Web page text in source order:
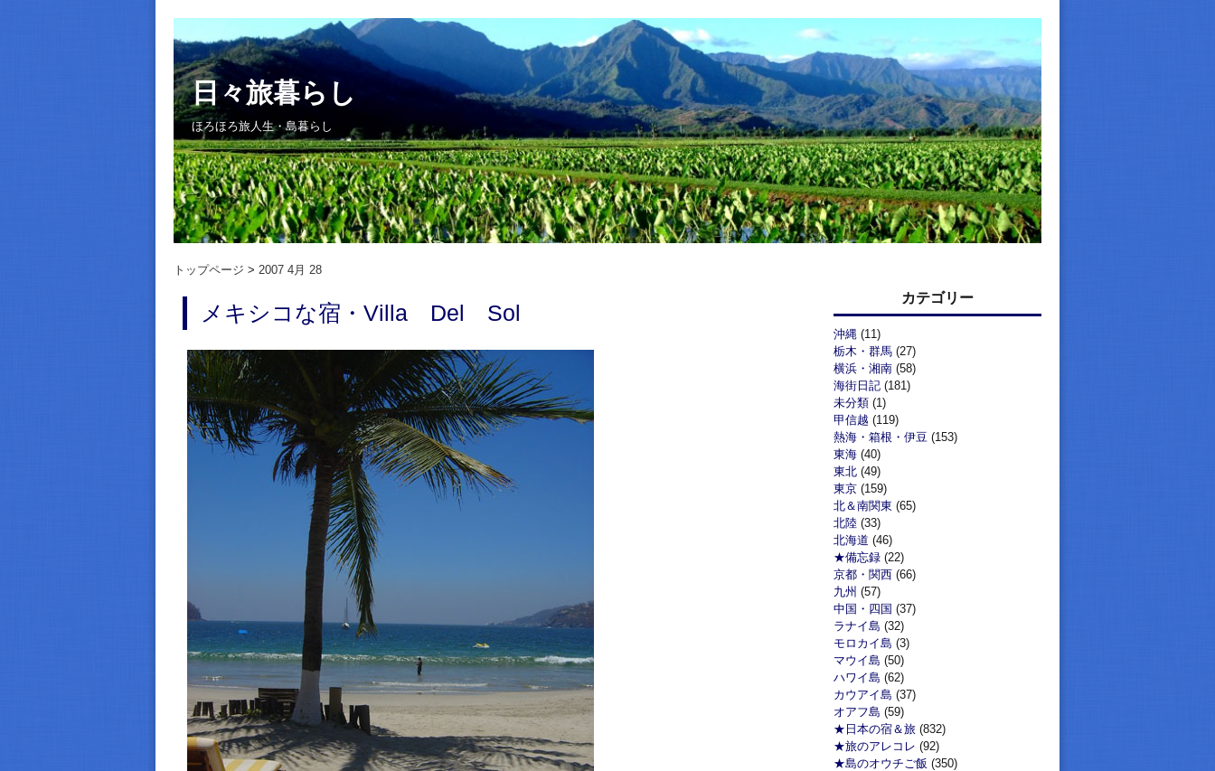
日々旅暮らし
ほろほろ旅人生・島暮らし
トップページ 2007 4月 28
メキシコな宿・Villa Del Sol
カテゴリー
沖縄 (11)
栃木・群馬 (27)
横浜・湘南 (58)
海街日記 (181)
未分類 (1)
甲信越 (119)
熱海・箱根・伊豆 (153)
東海 (40)
東北 (49)
東京 (159)
北＆南関東 (65)
北陸 (33)
北海道 (46)
★備忘録 (22)
京都・関西 (66)
九州 (57)
中国・四国 (37)
ラナイ島 (32)
モロカイ島 (3)
マウイ島 (50)
ハワイ島 (62)
カウアイ島 (37)
オアフ島 (59)
★日本の宿＆旅 (832)
★旅のアレコレ (92)
★島のオウチご飯 (350)